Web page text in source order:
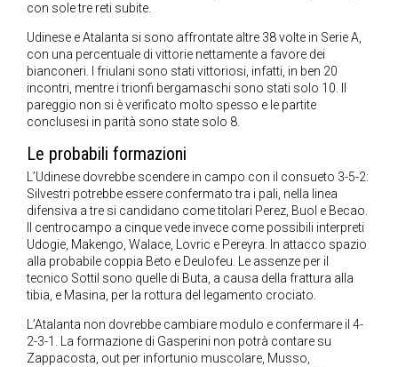
con sole tre reti subite.
Udinese e Atalanta si sono affrontate altre 38 volte in Serie A,
con una percentuale di vittorie nettamente a favore dei
bianconeri. I friulani sono stati vittoriosi, infatti, in ben 20
incontri, mentre i trionfi bergamaschi sono stati solo 10. Il
pareggio non si è verificato molto spesso e le partite
conclusesi in parità sono state solo 8.
Le probabili formazioni
L’Udinese dovrebbe scendere in campo con il consueto 3-5-2:
Silvestri potrebbe essere confermato tra i pali, nella linea
difensiva a tre si candidano come titolari Perez, Buol e Becao.
Il centrocampo a cinque vede invece come possibili interpreti
Udogie, Makengo, Walace, Lovric e Pereyra. In attacco spazio
alla probabile coppia Beto e Deulofeu. Le assenze per il
tecnico Sottil sono quelle di Buta, a causa della frattura alla
tibia, e Masina, per la rottura del legamento crociato.
L’Atalanta non dovrebbe cambiare modulo e confermare il 4-
2-3-1. La formazione di Gasperini non potrà contare su
Zappacosta, out per infortunio muscolare, Musso,